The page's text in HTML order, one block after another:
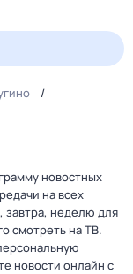
новостных
на всех
завтра, неделю для
смотреть на ТВ.
новости онлайн с